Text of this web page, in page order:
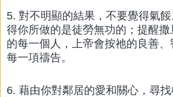
5. 對不明顯的結果，不要覺得氣
得你所做的是徒勞無功的；提醒
的每一個人，上帝會按祂的良善
每一項禱告。
6. 藉由你對鄰居的愛和關心，尋